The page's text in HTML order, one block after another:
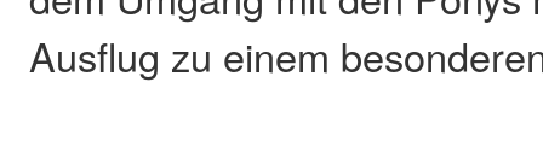
Ausflug zu einem